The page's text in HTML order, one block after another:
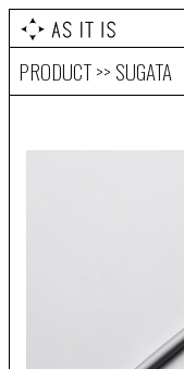
PRODUCT >> SUGATA